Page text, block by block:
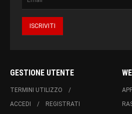
GESTIONE UTENTE
TERMINI UTILIZZO
ACCEDI
REGISTRATI